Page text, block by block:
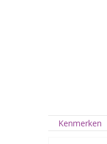
Kenmerken